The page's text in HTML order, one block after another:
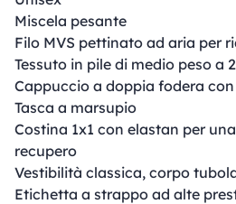
Miscela pesante
Filo MVS pettinato ad aria per
Tessuto in pile di medio peso a
Cappuccio a doppia fodera
Tasca a marsupio
Costina 1x1 con elastan per
recupero
Vestibilità classica, corpo
Etichetta a strappo ad alte